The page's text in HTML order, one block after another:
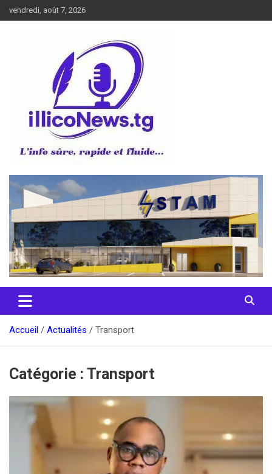
au
vendredi, août 7, 2026
illiconews
Accueil Actualités Transport
Catégorie : Transport